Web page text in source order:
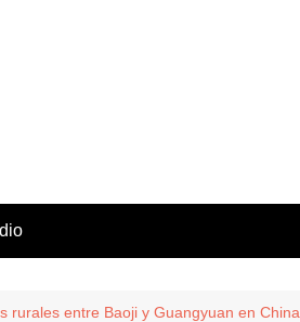
rurales entre Baoji y Guangyuan en China